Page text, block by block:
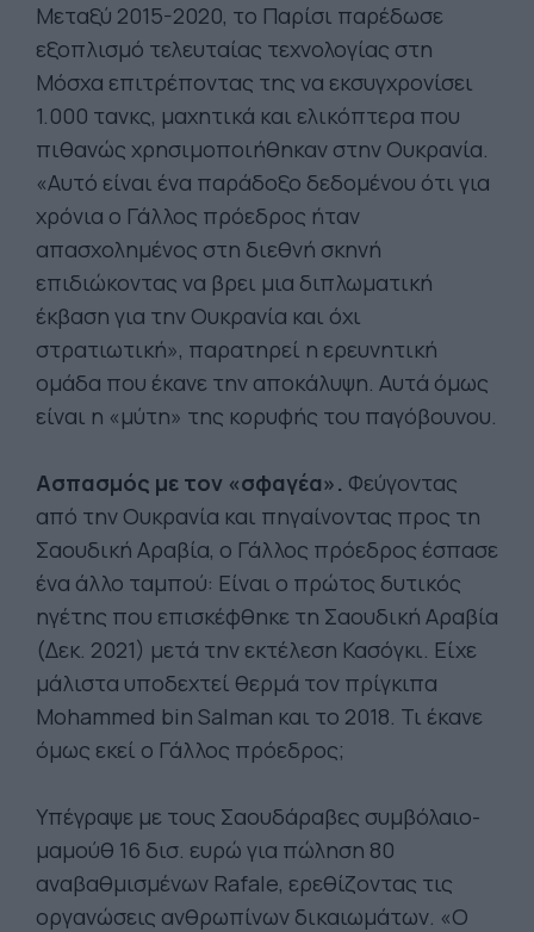
Μεταξύ 2015-2020, το Παρίσι παρέδωσε
εξοπλισμό τελευταίας τεχνολογίας στη
Μόσχα επιτρέποντας της να εκσυγχρονίσει
1.000 τανκς, μαχητικά και ελικόπτερα που
πιθανώς χρησιμοποιήθηκαν στην Ουκρανία.
«Αυτό είναι ένα παράδοξο δεδομένου ότι για
χρόνια ο Γάλλος πρόεδρος ήταν
απασχολημένος στη διεθνή σκηνή
επιδιώκοντας να βρει μια διπλωματική
έκβαση για την Ουκρανία και όχι
στρατιωτική», παρατηρεί η ερευνητική
ομάδα που έκανε την αποκάλυψη. Αυτά όμως
είναι η «μύτη» της κορυφής του παγόβουνου.
Ασπασμός με τον «σφαγέα». Φεύγοντας
από την Ουκρανία και πηγαίνοντας προς τη
Σαουδική Αραβία, ο Γάλλος πρόεδρος έσπασε
ένα άλλο ταμπού: Είναι ο πρώτος δυτικός
ηγέτης που επισκέφθηκε τη Σαουδική Αραβία
(Δεκ. 2021) μετά την εκτέλεση Κασόγκι. Είχε
μάλιστα υποδεχτεί θερμά τον πρίγκιπα
Mohammed bin Salman και το 2018. Τι έκανε
όμως εκεί ο Γάλλος πρόεδρος;
Υπέγραψε με τους Σαουδάραβες συμβόλαιο-
μαμούθ 16 δισ. ευρώ για πώληση 80
αναβαθμισμένων Rafale, ερεθίζοντας τις
οργανώσεις ανθρωπίνων δικαιωμάτων. «Ο